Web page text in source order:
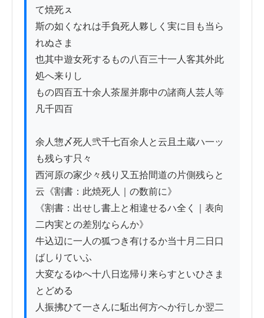
て焼死ㇲ
斯の如くなれは手負死人夥しく実に目も当ら
れぬさま
也其中遊女死するもの八百三十一人客其外此
処へ来りし
もの四百五十余人茶屋并廓中の諸商人芸人等
凡千四百
余人惣〆死人弐千七百余人と云且土蔵ハ一ッ
も残らす只々
西河原の家少々残り又五拾間道の片側残らと
云《割書：此焼死人｜の数前に》
《割書：出せし書上と相違せるハ全く｜表向
二内実との差別ならんか》
牛込辺に一人の狐つき有けるか当十月二日口
ばしりていふ
大変なるゆへ十八日迄帰り来らすといひさま
とどめる
人振拂ひて一さんに駈出何方へか行しか翌二